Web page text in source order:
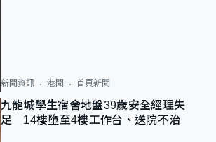
新聞資訊 港聞 首頁新聞
九龍城學生宿舍地盤39歲安全經理失
足 14樓墮至4樓工作台、送院不治